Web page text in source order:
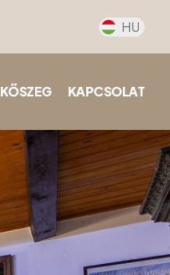
HU
KŐSZEG KAPCSOLAT